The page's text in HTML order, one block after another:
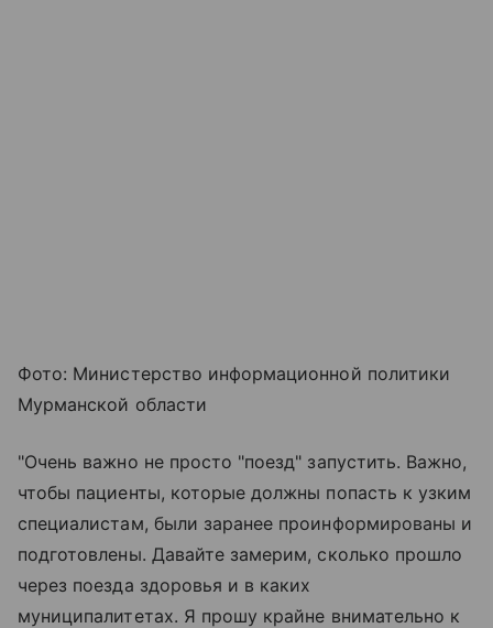
Фото: Министерство информационной политики
Мурманской области
"Очень важно не просто "поезд" запустить. Важно,
чтобы пациенты, которые должны попасть к узким
специалистам, были заранее проинформированы и
подготовлены. Давайте замерим, сколько прошло
через поезда здоровья и в каких
муниципалитетах. Я прошу крайне внимательно к